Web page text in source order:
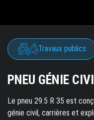
Travaux publics
PNEU GÉNIE
Le pneu 29.5 R 35 est
génie civil, carrières et